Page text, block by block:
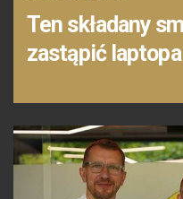
Ten składany
zastąpić laptopa